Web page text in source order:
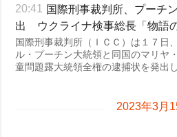
政治
経済・復興
防衛
20:41
国際刑事裁判所、プーチ
出 ウクライナ検事総長「物語
国際刑事裁判所（ＩＣＣ）は１７日
ル・プーチン大統領と同国のマリヤ
童問題露大統領全権の逮捕状を発出し
2023年3月